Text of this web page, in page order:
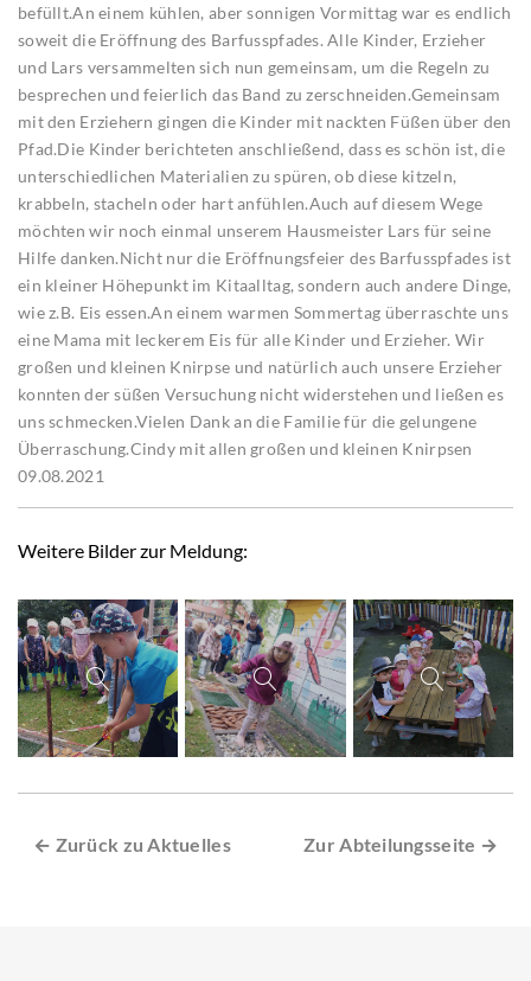
befüllt.An einem kühlen, aber sonnigen Vormittag war es endlich
soweit die Eröffnung des Barfusspfades. Alle Kinder, Erzieher
und Lars versammelten sich nun gemeinsam, um die Regeln zu
besprechen und feierlich das Band zu zerschneiden.Gemeinsam
mit den Erziehern gingen die Kinder mit nackten Füßen über den
Pfad.Die Kinder berichteten anschließend, dass es schön ist, die
unterschiedlichen Materialien zu spüren, ob diese kitzeln,
krabbeln, stacheln oder hart anfühlen.Auch auf diesem Wege
möchten wir noch einmal unserem Hausmeister Lars für seine
Hilfe danken.Nicht nur die Eröffnungsfeier des Barfusspfades ist
ein kleiner Höhepunkt im Kitaalltag, sondern auch andere Dinge,
wie z.B. Eis essen.An einem warmen Sommertag überraschte uns
eine Mama mit leckerem Eis für alle Kinder und Erzieher. Wir
großen und kleinen Knirpse und natürlich auch unsere Erzieher
konnten der süßen Versuchung nicht widerstehen und ließen es
uns schmecken.Vielen Dank an die Familie für die gelungene
Überraschung.Cindy mit allen großen und kleinen Knirpsen
09.08.2021
Weitere Bilder zur Meldung:
← Zurück zu Aktuelles Zur Abteilungsseite →